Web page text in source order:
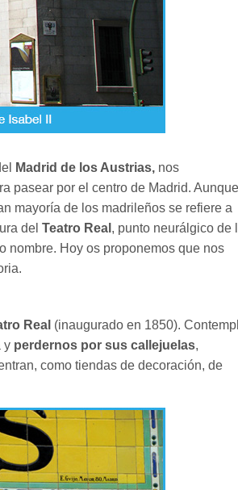
Madrid de los Austrias, nos
pasear por el centro de Madrid. Aunque
mayoría de los madrileños se refiere a
del Teatro Real , punto neurálgico de
nombre. Hoy os proponemos que nos
Real (inaugurado en 1850).
y perdernos por sus callejuelas,
como tiendas de decoración, de